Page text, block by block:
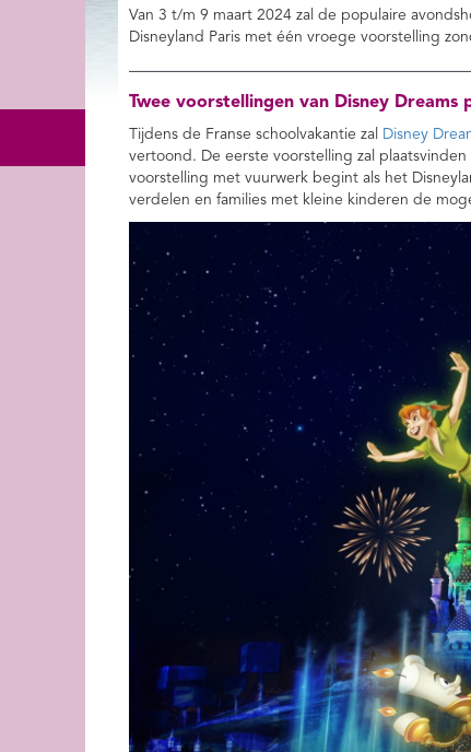
Van 3 t/m 9 maart 2024 zal de populaire
Disneyland Paris met één vroege voorstelling
Twee voorstellingen van Disney Dreams
Tijdens de Franse schoolvakantie zal Disney
vertoond. De eerste voorstelling zal
voorstelling met vuurwerk begint als het
verdelen en families met kleine kinderen de